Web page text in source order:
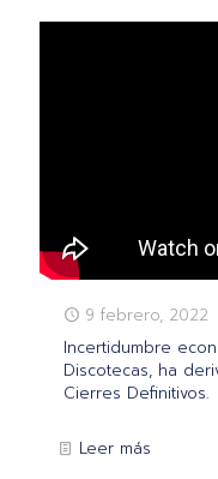
9 febrero, 2022
Incertidumbre
Discotecas, ha
Cierres Definitivos.
Leer más